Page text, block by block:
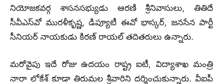
నియోజకవర్గ శాసనసభ్యుడు ఆరణి శ్రీనివాసులు, తితిదే
సీవీఎస్‌వో మురళీకృష్ణ, డిప్యూటీ ఈవో భాస్కర్, జనసేన పార్టీ
సీనియర్ నాయకుడు కిరణ్ రాయల్ తదితరులు ఉన్నారు.
మరోవైపు ఇదే రోజు ఉదయం రాష్ట్ర ఐటీ, విద్యాశాఖ మంత్రి
నారా లోకేశ్‌ కూడా తిరుమల శ్రీవారిని దర్శించుకున్నారు. వీఐపీ